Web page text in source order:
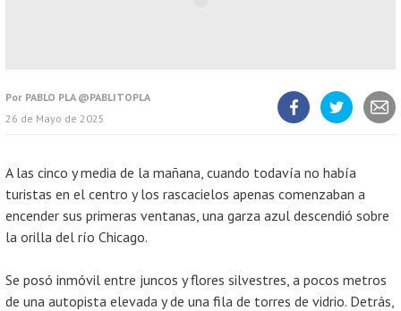
Por PABLO PLA @PABLITOPLA
26 de Mayo de 2025
A las cinco y media de la mañana, cuando todavía no había
turistas en el centro y los rascacielos apenas comenzaban a
encender sus primeras ventanas, una garza azul descendió sobre
la orilla del río Chicago.
Se posó inmóvil entre juncos y flores silvestres, a pocos metros
de una autopista elevada y de una fila de torres de vidrio. Detrás,